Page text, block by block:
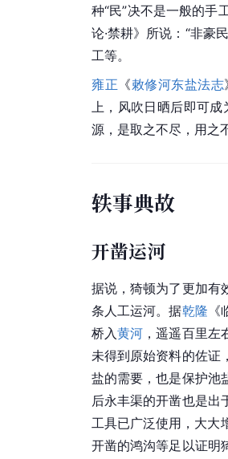
种“民”决不是一般的手
论·禁耕》所说：“非豪
工等。
雍正 《敕修河东盐法志
上，风吹日晒后即可
源，是取之不尽，用之
轶事典故
开凿运河
据说，猗顿为了更加有
条人工运河。据乾隆
桥入黄河 ，遥遥百里
未得到原始资料的佐证
盐的需要，也是保护池
后永丰渠的开凿也是出
工具已广泛使用，大大
开凿的鸿沟等足以证明